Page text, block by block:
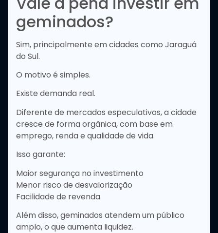
geminados?
Sim, principalmente em cidades como Jaraguá
do Sul.
O motivo é simples.
Existe demanda real.
Diferente de mercados especulativos, a cidade
cresce de forma orgânica, com base em
emprego, renda e qualidade de vida.
Isso garante:
Maior segurança no investimento
Menor risco de desvalorização
Facilidade de revenda
Além disso, geminados atendem um público
amplo, o que aumenta liquidez.